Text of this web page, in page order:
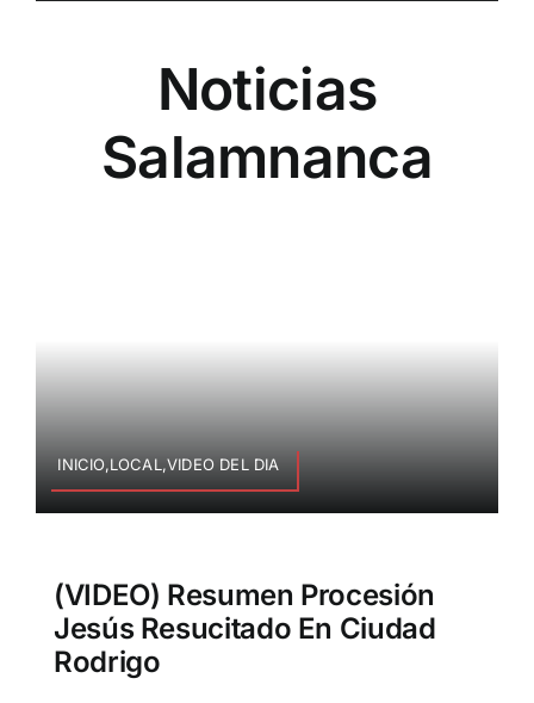
Noticias
Salamnanca
INICIO,LOCAL,VIDEO DEL DIA
(VIDEO) Resumen Procesión
Jesús Resucitado En Ciudad
Rodrigo